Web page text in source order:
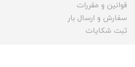
قوانین و مقررات
سفارش و ارسال بار
ثبت شکایات